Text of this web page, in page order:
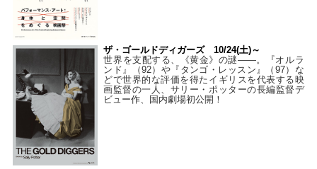
ザ・ゴールドディガーズ 10/24(土)～
世界を支配する、《黄金》の謎――。『オルラ
ンド』（92）や『タンゴ・レッスン』（97）な
どで世界的な評価を得たイギリスを代表する映
画監督の一人、サリー・ポッターの長編監督デ
ビュー作、国内劇場初公開！